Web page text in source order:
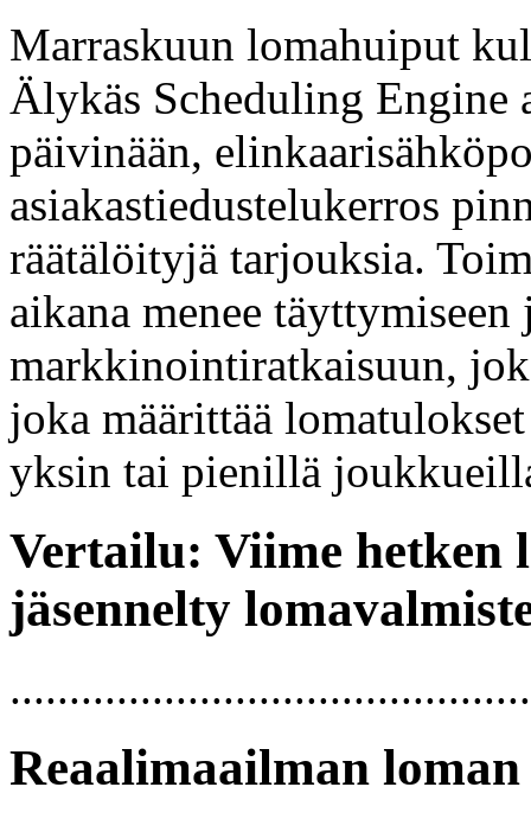
Marraskuun lomahuiput
Älykäs Scheduling
päivinään,
asiakastiedustelukerros
räätälöityjä tarjouksia.
aikana menee
markkinointiratkaisuun,
joka määrittää
yksin tai pienillä
Vertailu: Viime hetken
jäsennelty
Reaalimaailman